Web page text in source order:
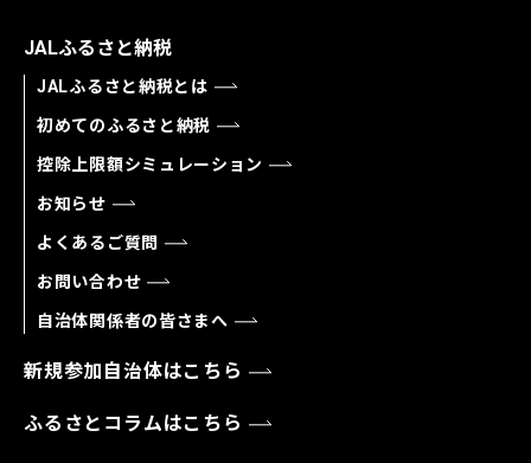
JALふるさと納税
JALふるさと納税とは
初めてのふるさと納税
控除上限額シミュレーション
お知らせ
よくあるご質問
お問い合わせ
自治体関係者の皆さまへ
新規参加自治体はこちら
ふるさとコラムはこちら